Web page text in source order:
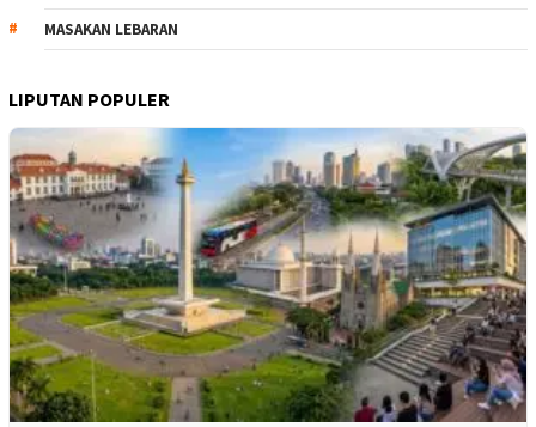
MASAKAN LEBARAN
LIPUTAN POPULER